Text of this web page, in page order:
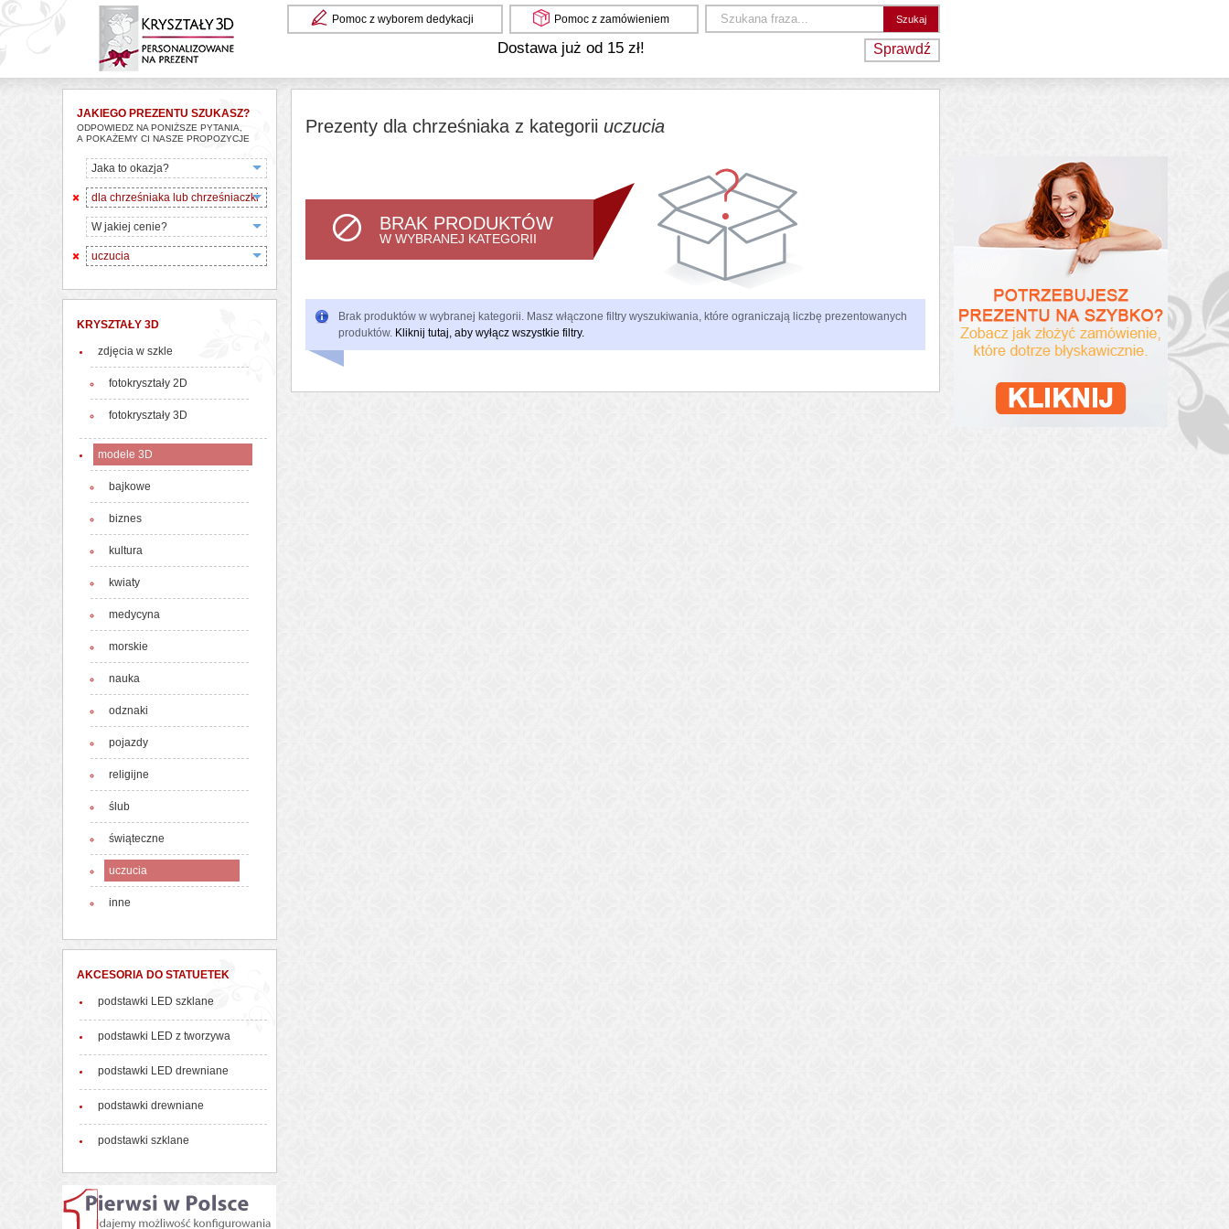
Pomoc z wyborem dedykacji Pomoc z zamówieniem
Dostawa już od 15 zł! Sprawdź
JAKIEGO PREZENTU SZUKASZ?
ODPOWIEDZ NA PONIŻSZE PYTANIA,
A POKAŻEMY CI NASZE PROPOZYCJE
Jaka to okazja?
dla chrześniaka lub chrześniaczki
W jakiej cenie?
uczucia
KRYSZTAŁY 3D
zdjęcia w szkle
fotokryształy 2D
fotokryształy 3D
modele 3D
bajkowe
biznes
kultura
kwiaty
medycyna
morskie
nauka
odznaki
pojazdy
religijne
ślub
świąteczne
uczucia
inne
AKCESORIA DO STATUETEK
podstawki LED szklane
podstawki LED z tworzywa
podstawki LED drewniane
podstawki drewniane
podstawki szklane
Prezenty dla chrześniaka z kategorii uczucia
BRAK PRODUKTÓW
W WYBRANEJ KATEGORII
Brak produktów w wybranej kategorii. Masz włączone filtry wyszukiwania, które ograniczają liczbę prezentowanych
produktów. Kliknij tutaj, aby wyłącz wszystkie filtry.